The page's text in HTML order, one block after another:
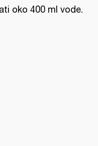
oko 400 ml vode.